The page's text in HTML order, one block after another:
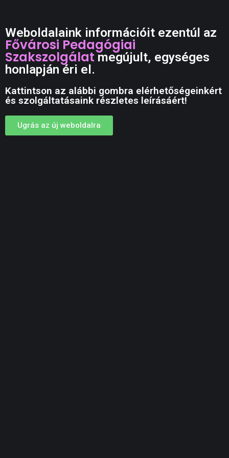
Weboldalaink információit ezentúl az
Fővárosi Pedagógiai
Szakszolgálatmegújult, egységes
honlapján éri el.
Kattintson az alábbi gombra elérhetőségeinkért
és szolgáltatásaink részletes leírásáért!
Ugrás az új weboldalra